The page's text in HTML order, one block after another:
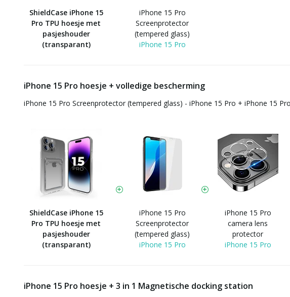
ShieldCase iPhone 15
Pro TPU hoesje met
pasjeshouder
(transparant)
iPhone 15 Pro
Screenprotector
(tempered glass)
iPhone 15 Pro
iPhone 15 Pro hoesje + volledige bescherming
iPhone 15 Pro Screenprotector (tempered glass) - iPhone 15 Pro + iPhone 15
ShieldCase iPhone 15
Pro TPU hoesje met
pasjeshouder
(transparant)
iPhone 15 Pro
Screenprotector
(tempered glass)
iPhone 15 Pro
iPhone 15 Pro
camera lens
protector
iPhone 15 Pro
iPhone 15 Pro hoesje + 3 in 1 Magnetische docking station